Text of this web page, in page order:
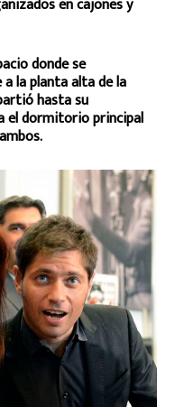
donde se
la planta alta de la
hasta su
el dormitorio principal